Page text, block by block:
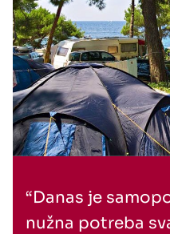
“Danas je
nužna potreba